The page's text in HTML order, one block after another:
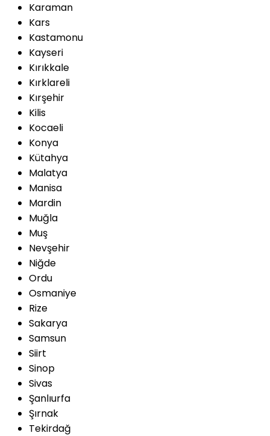
Karaman
Kars
Kastamonu
Kayseri
Kırıkkale
Kırklareli
Kırşehir
Kilis
Kocaeli
Konya
Kütahya
Malatya
Manisa
Mardin
Muğla
Muş
Nevşehir
Niğde
Ordu
Osmaniye
Rize
Sakarya
Samsun
Siirt
Sinop
Sivas
Şanlıurfa
Şırnak
Tekirdağ